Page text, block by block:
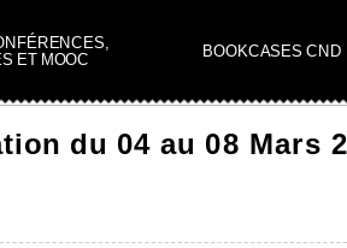
ET MOOC
BOOKCASES CND
du 04 au 08 Mars